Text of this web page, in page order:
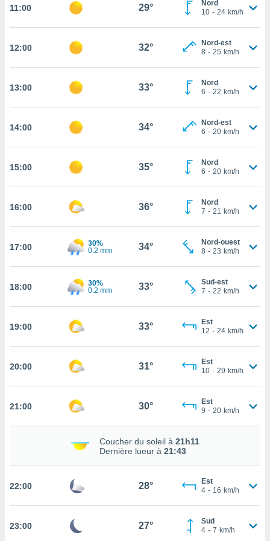
à
de
les
pas
à
cas,
ne
11:00 29°
Nord
10 - 24 km/h
12:00 32°
Nord-est
8 - 25 km/h
13:00 33°
Nord
6 - 22 km/h
14:00 34°
Nord-est
6 - 20 km/h
15:00 35°
Nord
6 - 20 km/h
16:00 36°
Nord
7 - 21 km/h
17:00
30%
0.2 mm
34°
Nord-ouest
8 - 23 km/h
18:00
30%
0.2 mm
33°
Sud-est
7 - 22 km/h
19:00 33°
Est
12 - 24 km/h
20:00 31°
Est
10 - 29 km/h
21:00 30°
Est
9 - 20 km/h
Coucher du soleil à 21h11
Dernière lueur à 21:43
22:00 28°
Est
4 - 16 km/h
23:00 27°
Sud
4 - 7 km/h